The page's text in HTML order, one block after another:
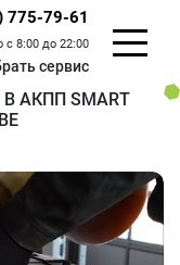
775-79-61
с 8:00 до 22:00
сервис
АКПП SMART